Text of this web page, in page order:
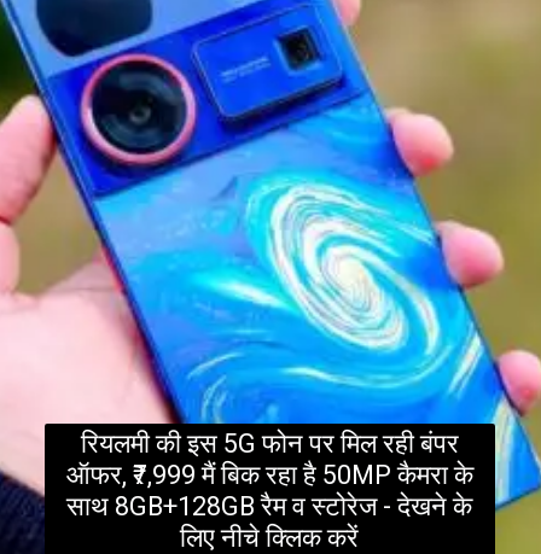
रियलमी की इस 5G फोन पर मिल रही बंपर
ऑफर, ₹7,999 मैं बिक रहा है 50MP कैमरा के
साथ 8GB+128GB रैम व स्टोरेज - देखने के
लिए नीचे क्लिक करें